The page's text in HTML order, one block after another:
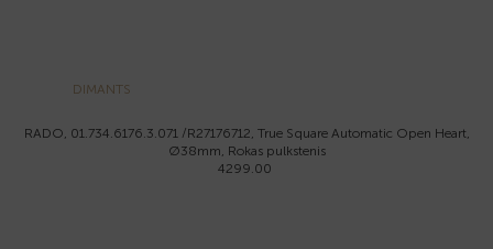
DIMANTS
RADO, 01.734.6176.3.071 /R27176712, True Square Automatic Open Heart,
Ø38mm, Rokas pulkstenis
4299.00